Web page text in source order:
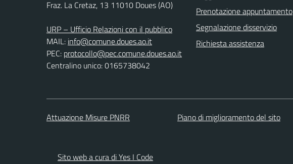
Fraz. La Cretaz, 13 11010 Doues (AO)
URP – Ufficio Relazioni con il pubblico
MAIL: info@comune.doues.ao.it
PEC: protocollo@pec.comune.doues.ao.it
Centralino unico: 0165738042
Prenotazione appuntamento
Segnalazione disservizio
Richiesta assistenza
Attuazione Misure PNRR Piano di miglioramento del sito
Sito web a cura di Yes I Code